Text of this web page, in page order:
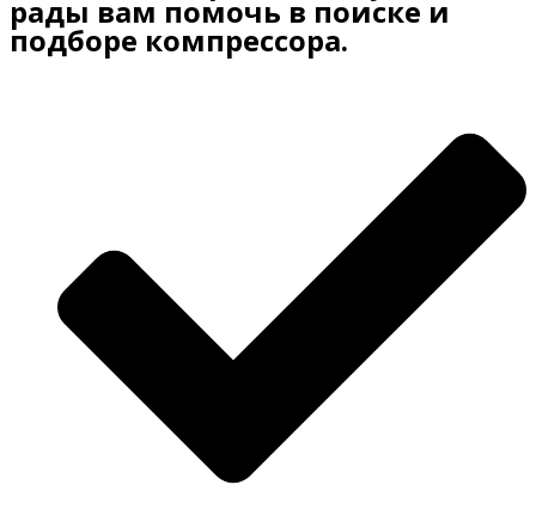
рады вам помочь в поиске и
подборе компрессора.